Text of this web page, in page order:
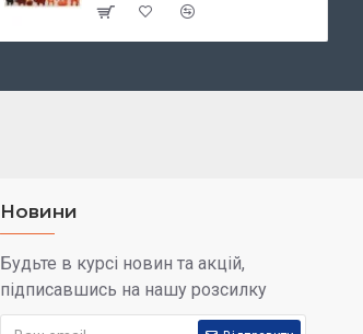
Новини
Будьте в курсі новин та акцій,
підписавшись на нашу розсилку